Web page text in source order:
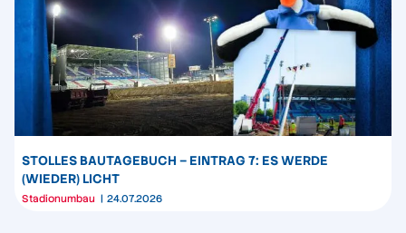
STOLLES BAUTAGEBUCH – EINTRAG 7: ES WERDE
(WIEDER) LICHT
Stadionumbau 24.07.2026